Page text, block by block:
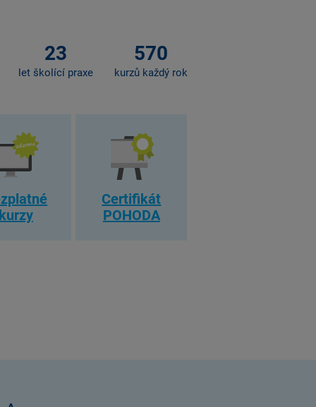
23
let školící praxe
570
kurzů každý rok
kurzy
Certifikát
POHODA